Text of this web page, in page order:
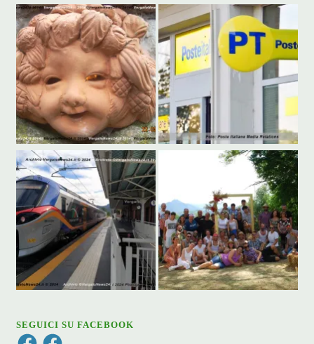
SEGUICI SU FACEBOOK
FacebookFacebook